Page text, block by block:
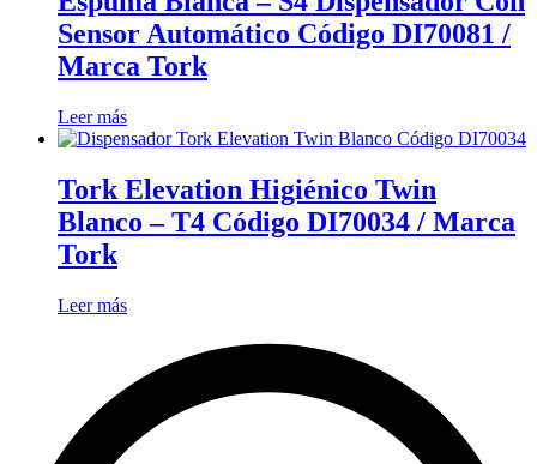
Sensor Automático Código DI70081 /
Marca Tork
Leer más
Tork Elevation Higiénico Twin
Blanco – T4 Código DI70034 / Marca
Tork
Leer más